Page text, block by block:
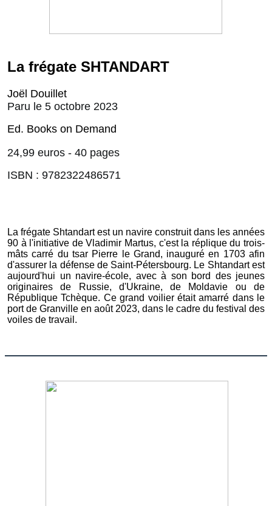
La frégate SHTANDART
Joël Douillet
Paru le 5 octobre 2023
Ed. Books on Demand
24,99 euros - 40 pages
ISBN : 9782322486571
La frégate Shtandart est un navire construit dans les années
90 à l'initiative de Vladimir Martus, c'est la réplique du trois-
mâts carré du tsar Pierre le Grand, inauguré en 1703 afin
d'assurer la défense de Saint-Pétersbourg. Le Shtandart est
aujourd'hui un navire-école, avec à son bord des jeunes
originaires de Russie, d'Ukraine, de Moldavie ou de
République Tchèque. Ce grand voilier était amarré dans le
port de Granville en août 2023, dans le cadre du festival des
voiles de travail.